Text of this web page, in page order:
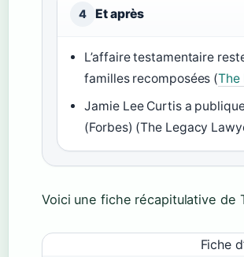
4 Et après
L’affaire testamentaire
familles recomposées (The
Jamie Lee Curtis a
(Forbes) (The Legacy
Voici une fiche récapitulative de
Fiche